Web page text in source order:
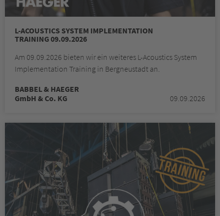
L-ACOUSTICS SYSTEM IMPLEMENTATION
TRAINING 09.09.2026
Am 09.09.2026 bieten wir ein weiteres L-Acoustics System
Implementation Training in Bergneustadt an.
BABBEL & HAEGER
GmbH & Co. KG
09.09.2026